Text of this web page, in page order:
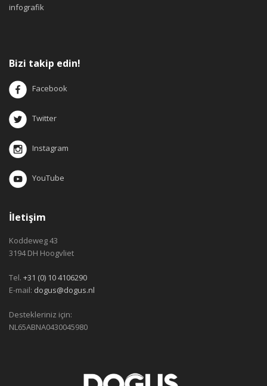
infografik
Bizi takip edin!
Facebook
Twitter
Instagram
YouTube
İletişim
Koddeweg 43
3194 DH Hoogvliet
Tel. +31 (0) 10 4106290
E-mail: dogus@dogus.nl
Destekleriniz için:
NL65ABNA0430045980